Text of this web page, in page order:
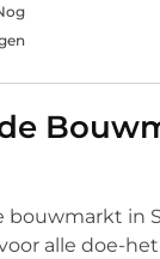
bouwmarkt in
alle doe-